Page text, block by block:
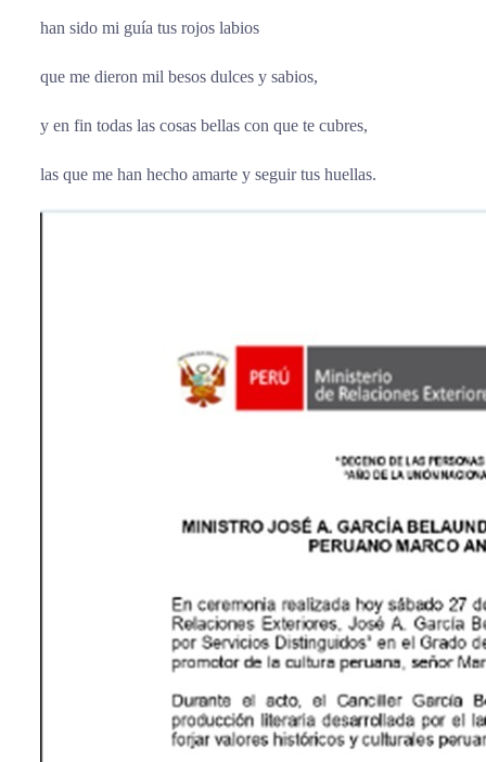
han sido mi guía tus rojos labios
que me dieron mil besos dulces y sabios,
y en fin todas las cosas bellas con que te cubres,
las que me han hecho amarte y seguir tus huellas.